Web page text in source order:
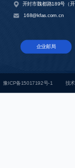
开封市魏都路189号（
168@kfas.com.cn
企业邮局
豫ICP备15017192号-1 技术